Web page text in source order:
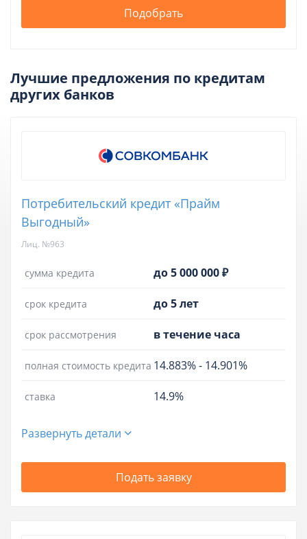
Подобрать
Лучшие предложения по кредитам
других банков
Потребительский кредит «Прайм
Выгодный»
Лиц. №963
сумма кредита до 5 000 000 ₽
срок кредита до 5 лет
срок рассмотрения в течение часа
полная стоимость кредита 14.883%- 14.901%
ставка 14.9%
Развернуть детали
Подать заявку